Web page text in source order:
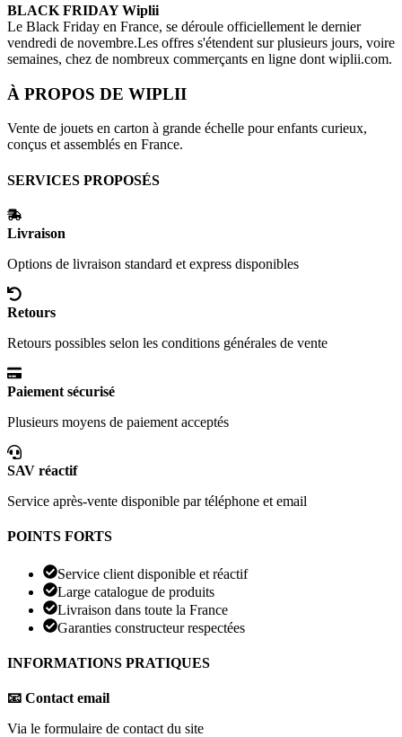
BLACK FRIDAYWiplii
Le Black Friday en France, se déroule officiellement le dernier
vendredi de novembre.Les offres s'étendent sur plusieurs jours, voire
semaines, chez de nombreux commerçants en ligne dont wiplii.com.
À PROPOS DE WIPLII
Vente de jouets en carton à grande échelle pour enfants curieux,
conçus et assemblés en France.
SERVICES PROPOSÉS
Livraison
Options de livraison standard et express disponibles
Retours
Retours possibles selon les conditions générales de vente
Paiement sécurisé
Plusieurs moyens de paiement acceptés
SAV réactif
Service après-vente disponible par téléphone et email
POINTS FORTS
Service client disponible et réactif
Large catalogue de produits
Livraison dans toute la France
Garanties constructeur respectées
INFORMATIONS PRATIQUES
📧 Contact email
Via le formulaire de contact du site